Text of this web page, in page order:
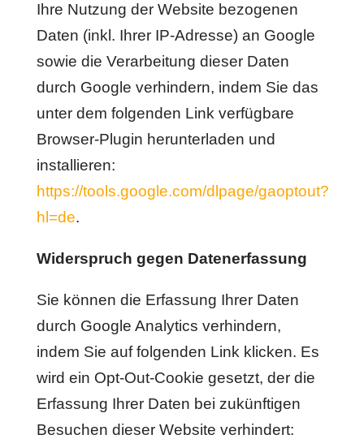
Ihre Nutzung der Website bezogenen
Daten (inkl. Ihrer IP-Adresse) an Google
sowie die Verarbeitung dieser Daten
durch Google verhindern, indem Sie das
unter dem folgenden Link verfügbare
Browser-Plugin herunterladen und
installieren:
https://tools.google.com/dlpage/gaoptout?
hl=de.
Widerspruch gegen Datenerfassung
Sie können die Erfassung Ihrer Daten
durch Google Analytics verhindern,
indem Sie auf folgenden Link klicken. Es
wird ein Opt-Out-Cookie gesetzt, der die
Erfassung Ihrer Daten bei zukünftigen
Besuchen dieser Website verhindert: